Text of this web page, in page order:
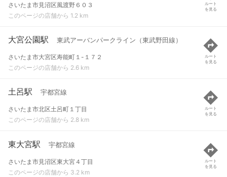
さいたま市見沼区風渡野６０３
このページの店舗から 1.2 km
ルート
を見る
大宮公園駅 東武アーバンパークライン（東武野田線）
さいたま市大宮区寿能町１-１７２
このページの店舗から 2.6 km
ルート
を見る
土呂駅 宇都宮線
さいたま市北区土呂町１丁目
このページの店舗から 2.8 km
ルート
を見る
東大宮駅 宇都宮線
さいたま市見沼区東大宮４丁目
このページの店舗から 3.2 km
ルート
を見る